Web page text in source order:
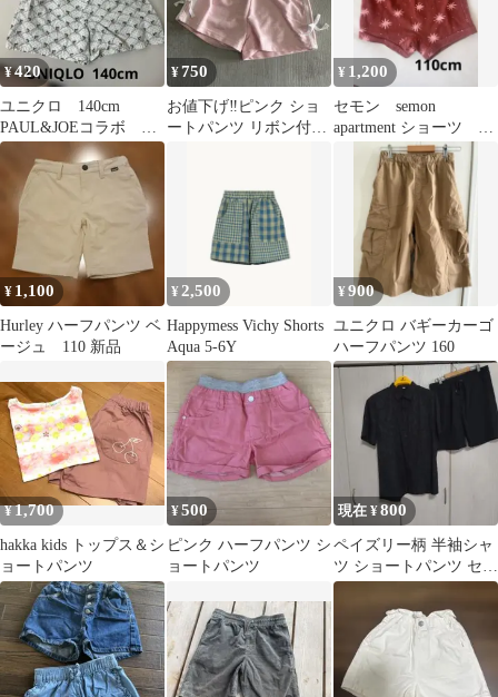
¥420
ユニクロ 140cm
PAUL&JOEコラボ シ
ョートパンツ
¥750
お値下げ‼︎ピンク ショ
ートパンツ リボン付き
¥ 1,200
セモン semon
apartment ショーツ ズ
ボン スパッツ 110
¥ 1,100
Hurley ハーフパンツ ベ
ージュ 110 新品
¥2,500
Happymess Vichy Shorts
Aqua 5-6Y
¥900
ユニクロ バギーカーゴ
ハーフパンツ 160
¥1,700
hakka kids トップス＆シ
ョートパンツ
¥500
ピンク ハーフパンツ シ
ョートパンツ
現在 ¥800
ペイズリー柄 半袖シャ
ツ ショートパンツ セッ
トアップ